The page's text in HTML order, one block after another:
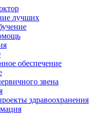
лучших
обеспечение
звена
здравоохранения